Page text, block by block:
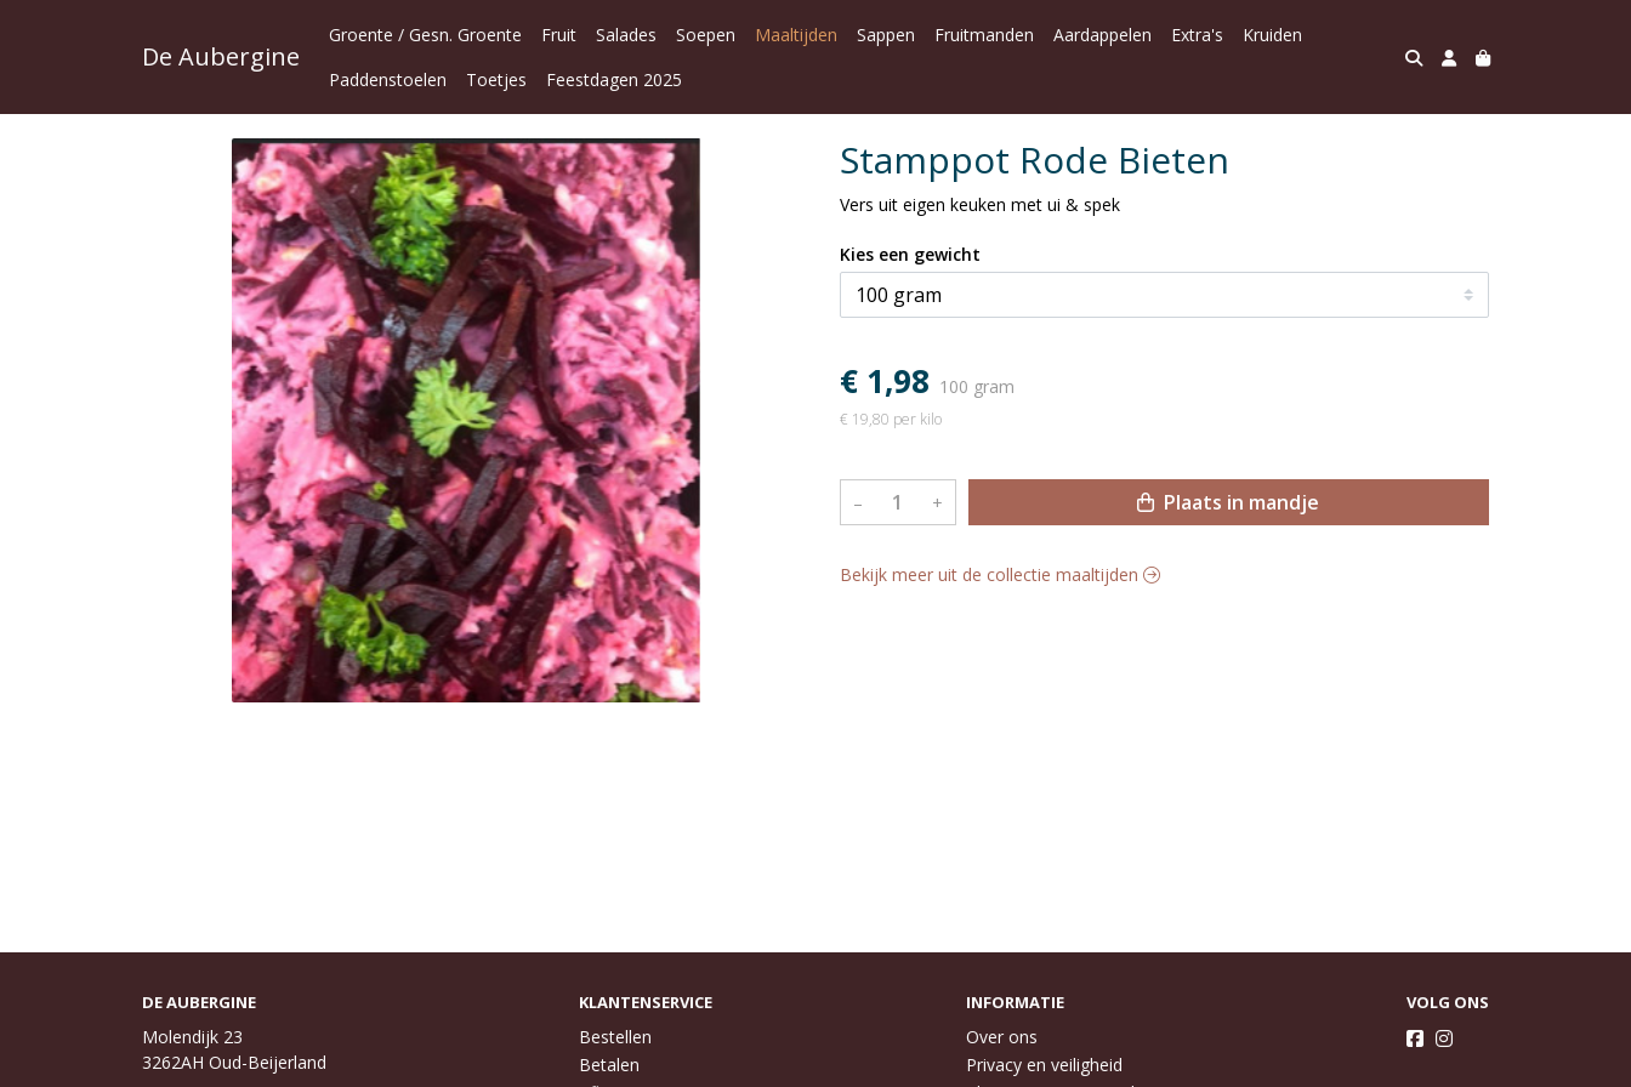
De Aubergine
Groente / Gesn. Groente Fruit Salades Soepen Maaltijden Sappen Fruitmanden Aardappelen Extra's
Kruiden
Paddenstoelen
Toetjes Feestdagen 2025
Stamppot Rode Bieten
Vers uit eigen keuken met ui & spek
Kies een gewicht
€ 1,98 100 gram
€ 19,80 per kilo
– + Plaats in mandje
Bekijk meer uit de collectie maaltijden
DE AUBERGINE
Molendijk 23
3262AH Oud-Beijerland
KLANTENSERVICE
Bestellen
Betalen
INFORMATIE
Over ons
Privacy en veiligheid
VOLG ONS